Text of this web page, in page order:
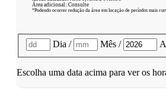
Área adicional: Consulte
*Podendo ocorrer redução da área em locação de períodos mais
Dia / Mês /
Escolha uma data acima para ver os